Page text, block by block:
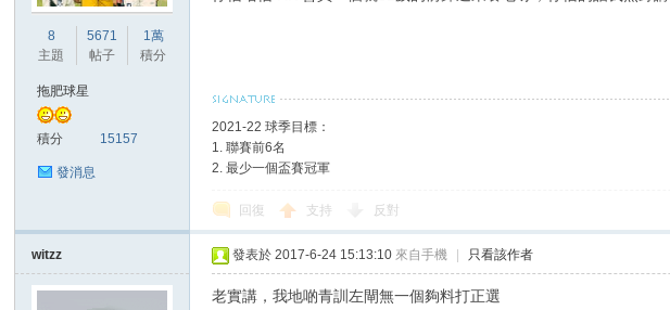
愛
8
主題
5671
帖子
1萬
積分
拖肥球星
積分 15157
發消息
2021-22 球季目標：
1. 聯賽前6名
2. 最少一個盃賽冠軍
回復 支持 反對
witzz 發表於 2017-6-24 15:13:10 來自手機 只看該作者
老實講，我地啲青訓左閘無一個夠料打正選